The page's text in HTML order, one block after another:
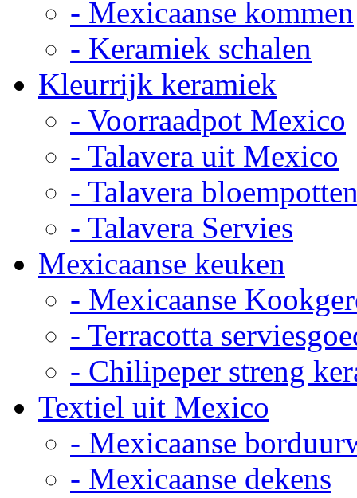
- Mexicaanse kommen
- Keramiek schalen
Kleurrijk keramiek
- Voorraadpot Mexico
- Talavera uit Mexico
- Talavera
- Talavera Servies
Mexicaanse keuken
- Mexicaanse
- Terracotta
- Chilipeper streng
Textiel uit Mexico
- Mexicaanse
- Mexicaanse dekens